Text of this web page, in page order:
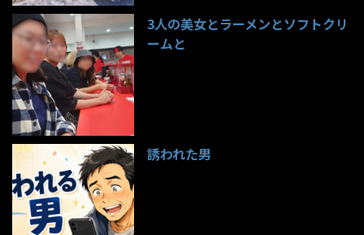
3人の美女とラーメンとソフトクリ
ームと
誘われた男